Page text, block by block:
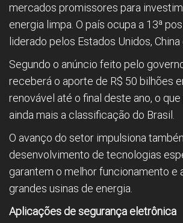
mercados promissores para
energia limpa. O país ocupa a 13ª
liderado pelos Estados Unidos, China
Segundo o anúncio feito pelo
receberá o aporte de R$ 50 bilhões
renovável até o final deste ano, o
ainda mais a classificação do Brasil.
O avanço do setor impulsiona
desenvolvimento de tecnologias
garantem o melhor funcionamento e
grandes usinas de energia.
Aplicações de segurança eletrônica